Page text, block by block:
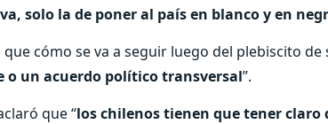
solo la de poner al país en blanco y en
cómo se va a seguir luego del plebiscito de
o un acuerdo político transversal”.
que “los chilenos tienen que tener